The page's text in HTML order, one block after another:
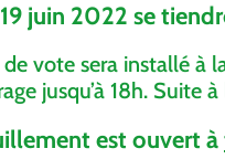
juin 2022 se
vote sera installé à
jusqu’à 18h. Suite
est ouvert à